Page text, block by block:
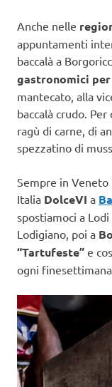
Anche nelle
appuntamenti
baccalà a
gastronomici
mantecato, alla
baccalà crudo.
ragù di carne, di
spezzatino di
Sempre in
Italia DolceVI a
spostiamoci a
Lodigiano, poi a
“Tartufeste” e
ogni